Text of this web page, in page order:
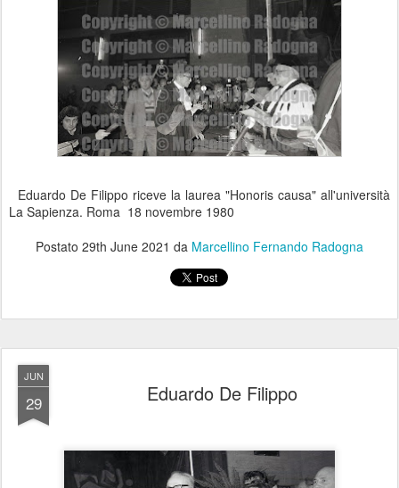
Eduardo De Filippo riceve la laurea "Honoris causa" all'università
La Sapienza. Roma 18 novembre 1980
Postato 29th June 2021 da Marcellino Fernando Radogna
JUN
29 Eduardo De Filippo